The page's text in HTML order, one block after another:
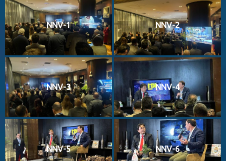
NNV-1 NNV-2
NNV-3 NNV-4
NNV-5 NNV-6